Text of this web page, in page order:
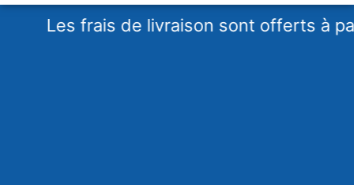
Les frais de livraison sont offerts à partir